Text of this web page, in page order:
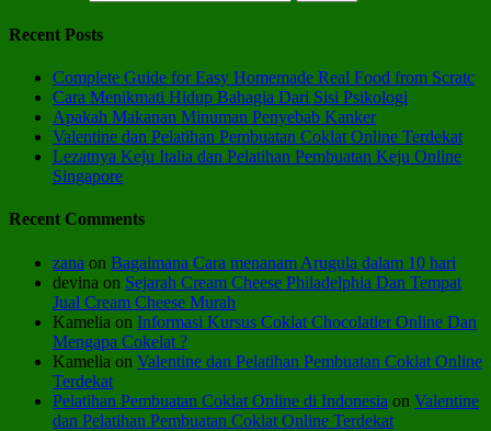
Recent Posts
Complete Guide for Easy Homemade Real Food from Scratc
Cara Menikmati Hidup Bahagia Dari Sisi Psikologi
Apakah Makanan Minuman Penyebab Kanker
Valentine dan Pelatihan Pembuatan Coklat Online Terdekat
Lezatnya Keju Italia dan Pelatihan Pembuatan Keju Online
Singapore
Recent Comments
zana on Bagaimana Cara menanam Arugula dalam 10 hari
devina on Sejarah Cream Cheese Philadelphia Dan Tempat
Jual Cream Cheese Murah
Kamelia on Informasi Kursus Coklat Chocolatier Online Dan
Mengapa Cokelat ?
Kamelia on Valentine dan Pelatihan Pembuatan Coklat Online
Terdekat
Pelatihan Pembuatan Coklat Online di Indonesia on Valentine
dan Pelatihan Pembuatan Coklat Online Terdekat